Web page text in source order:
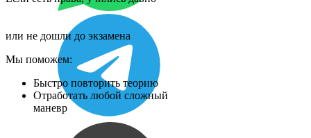
или не дошли до экзамена
Мы поможем:
Быстро повторить теорию
Отработать любой сложный
маневр